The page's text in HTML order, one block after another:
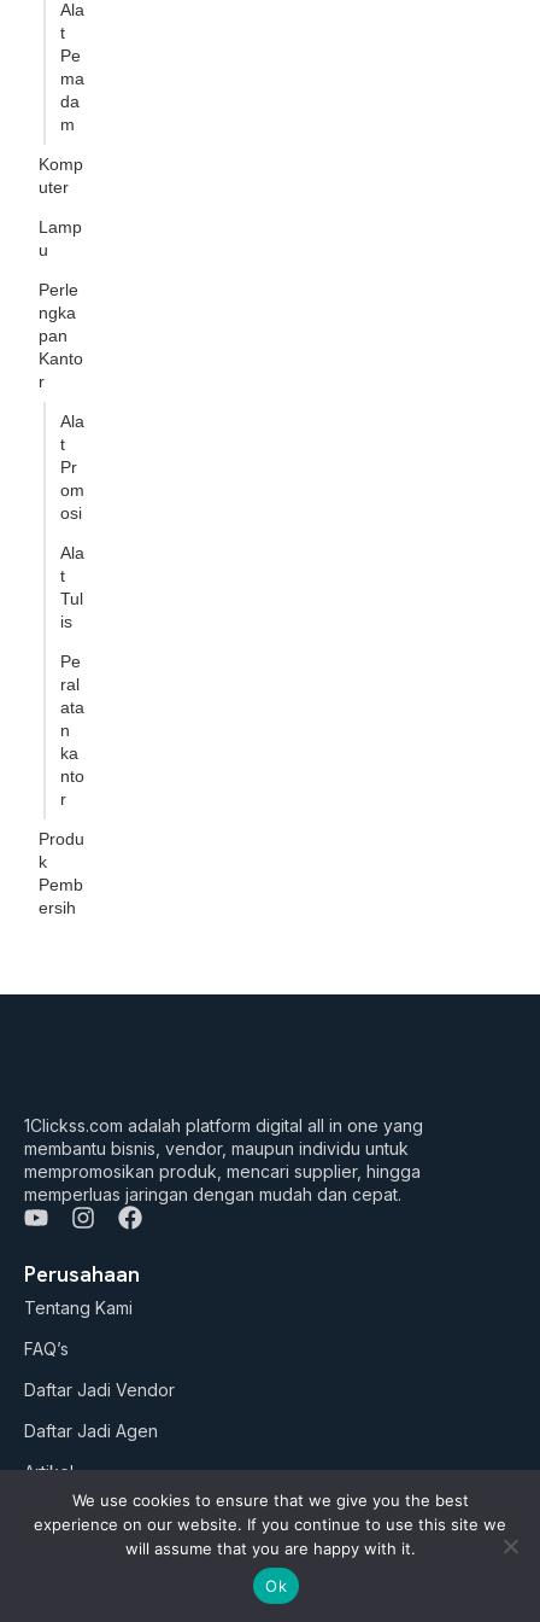
Ala
t
Pe
ma
da
m
Komp
uter
Lamp
u
Perle
ngka
pan
Kanto
r
Ala
t
Pr
om
osi
Ala
t
Tul
is
Pe
ral
ata
n
ka
nto
r
Produ
k
Pemb
ersih
1Clickss.com adalah platform digital all in one yang
membantu bisnis, vendor, maupun individu untuk
mempromosikan produk, mencari supplier, hingga
memperluas jaringan dengan mudah dan cepat.
Y
u
t
u
b
e
I
s
t
a
a
F
c
e
b
k
Perusahaan
Tentang Kami
FAQ’s
Daftar Jadi Vendor
Daftar Jadi Agen
Artikel
Business Suites
We use cookies to ensure that we give you the best
experience on our website. If you continue to use this site we
will assume that you are happy with it.
Ok